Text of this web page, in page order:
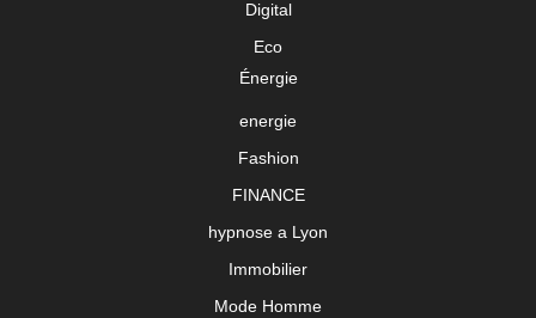
Digital
Eco
Énergie
energie
Fashion
FINANCE
hypnose a Lyon
Immobilier
Mode Homme